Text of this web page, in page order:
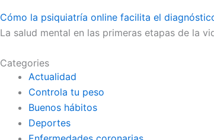
Cómo la psiquiatría online facilita el
La salud mental en las primeras etapas de la
Categories
Actualidad
Controla tu peso
Buenos hábitos
Deportes